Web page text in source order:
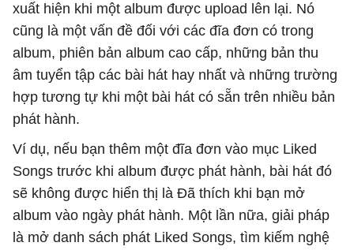
xuất hiện khi một album được upload lên lại. Nó
cũng là một vấn đề đối với các đĩa đơn có trong
album, phiên bản album cao cấp, những bản thu
âm tuyển tập các bài hát hay nhất và những trường
hợp tương tự khi một bài hát có sẵn trên nhiều bản
phát hành.
Ví dụ, nếu bạn thêm một đĩa đơn vào mục Liked
Songs trước khi album được phát hành, bài hát đó
sẽ không được hiển thị là Đã thích khi bạn mở
album vào ngày phát hành. Một lần nữa, giải pháp
là mở danh sách phát Liked Songs, tìm kiếm nghệ